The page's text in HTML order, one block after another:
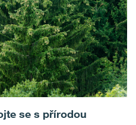
se s přírodou